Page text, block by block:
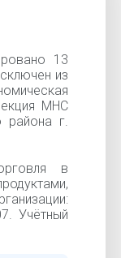
13
из
МНС
района г.
в
Учётный